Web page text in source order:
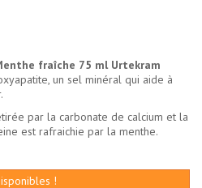
fraîche 75 ml Urtekram
un sel minéral qui aide à
par la carbonate de calcium et la
est rafraichie par la menthe.
!